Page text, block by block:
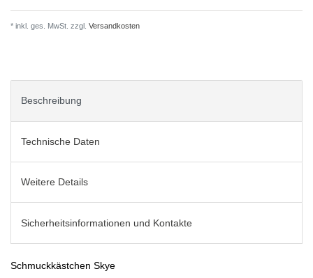
* inkl. ges. MwSt. zzgl. Versandkosten
Beschreibung
Technische Daten
Weitere Details
Sicherheitsinformationen und Kontakte
Schmuckkästchen Skye